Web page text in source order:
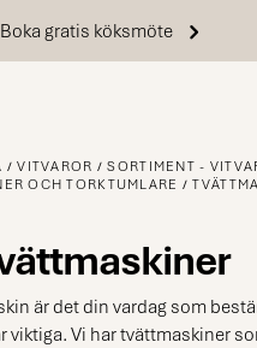
Boka gratis köksmöte
VITVAROR
SORTIMENT -
OCH TORKTUMLARE
är det din vardag som
viktiga. Vi har tvättmaskiner